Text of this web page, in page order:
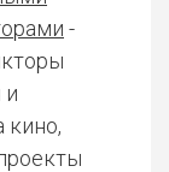
-
и
кино,